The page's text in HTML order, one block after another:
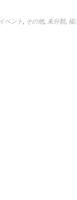
イベント, その他, 未分類, 福